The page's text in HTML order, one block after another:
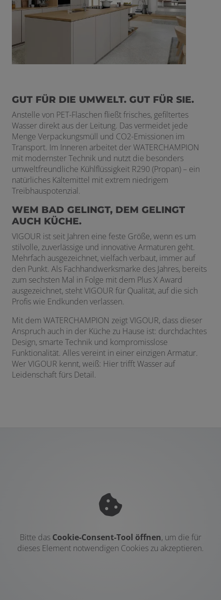
GUT FÜR DIE UMWELT. GUT FÜR SIE.
Anstelle von PET-Flaschen fließt frisches, gefiltertes
Wasser direkt aus der Leitung. Das vermeidet jede
Menge Verpackungsmüll und CO2-Emissionen im
Transport. Im Inneren arbeitet der WATERCHAMPION
mit modernster Technik und nutzt die besonders
umweltfreundliche Kühlflüssigkeit R290 (Propan) – ein
natürliches Kältemittel mit extrem niedrigem
Treibhauspotenzial.
WEM BAD GELINGT, DEM GELINGT
AUCH KÜCHE.
VIGOUR ist seit Jahren eine feste Größe, wenn es um
stilvolle, zuverlässige und innovative Armaturen geht.
Mehrfach ausgezeichnet, vielfach verbaut, immer auf
den Punkt. Als Fachhandwerksmarke des Jahres, bereits
zum sechsten Mal in Folge mit dem Plus X Award
ausgezeichnet, steht VIGOUR für Qualität, auf die sich
Profis wie Endkunden verlassen.
Mit dem WATERCHAMPION zeigt VIGOUR, dass dieser
Anspruch auch in der Küche zu Hause ist: durchdachtes
Design, smarte Technik und kompromisslose
Funktionalität. Alles vereint in einer einzigen Armatur.
Wer VIGOUR kennt, weiß: Hier trifft Wasser auf
Leidenschaft fürs Detail.
Bitte das Cookie-Consent-Tool öffnen, um die für
dieses Element notwendigen Cookies zu akzeptieren.